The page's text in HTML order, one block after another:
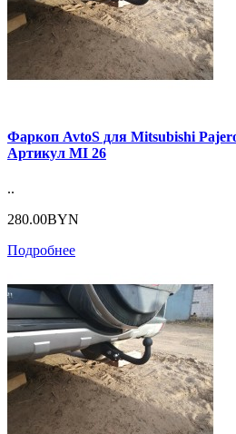
Фаркоп AvtoS для Mitsubishi
Артикул MI 26
..
280.00BYN
Подробнее